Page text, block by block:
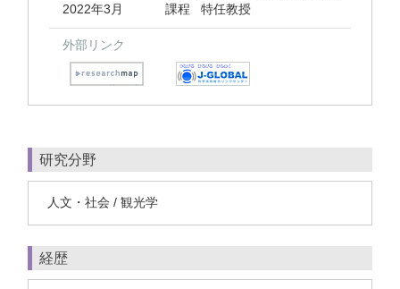
2022年3月
課程 特任教授
外部リンク
研究分野
人文・社会 / 観光学
経歴